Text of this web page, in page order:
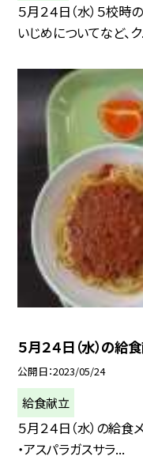
５月２４日（水）５校
いじめについてなど、
５月２４日（水）の給
公開日 2023/05/24
給食献立
５月２４日（水）の給食
・アスパラガスサラ...